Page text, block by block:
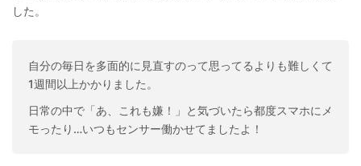
した。
自分の毎日を多面的に見直すのって思ってるよりも難しくて
1週間以上かかりました。
日常の中で「あ、これも嫌！」と気づいたら都度スマホにメ
モったり…いつもセンサー働かせてましたよ！